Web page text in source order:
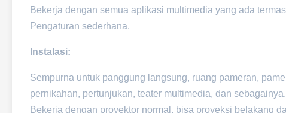
Bekerja dengan semua aplikasi multimedia yang ada
Pengaturan sederhana.
Instalasi:
Sempurna untuk panggung langsung, ruang pameran,
pernikahan, pertunjukan, teater multimedia, dan sebagainya.
Bekerja dengan proyektor normal, bisa proyeksi belakang